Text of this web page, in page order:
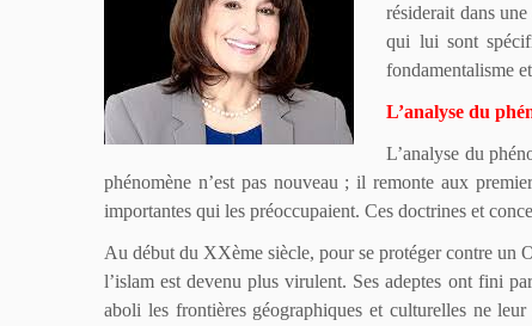
résiderait dans
qui lui sont
fondamentalisme
L’analyse du
L’analyse du
phénomène n’est pas nouveau ; il remonte aux
importantes qui les préoccupaient. Ces doctrines et
Au début du XXème siècle, pour se protéger contre un
l’islam est devenu plus virulent. Ses adeptes ont fini
aboli les frontières géographiques et culturelles ne